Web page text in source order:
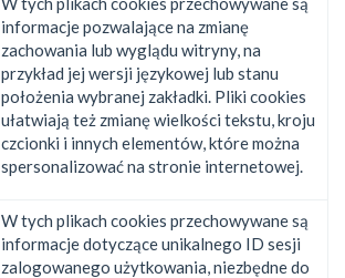
informacje pozwalające na zmianę
zachowania lub wyglądu witryny, na
przykład jej wersji językowej lub stanu
położenia wybranej zakładki. Pliki cookies
ułatwiają też zmianę wielkości tekstu, kroju
czcionki i innych elementów, które można
spersonalizować na stronie internetowej.
W tych plikach cookies przechowywane są
informacje dotyczące unikalnego ID sesji
zalogowanego użytkowania, niezbędne do